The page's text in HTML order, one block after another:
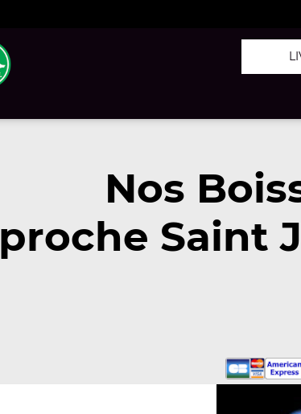
Nos
proche Saint